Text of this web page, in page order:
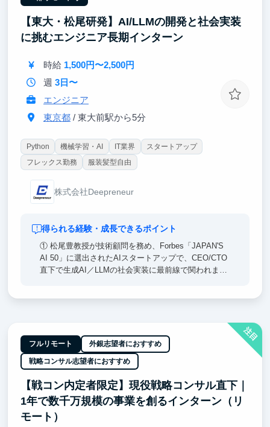
業界を志望する方に最適です。成果次第では、学生チ
ームのマネジメントやイベント事業全体の責任者もお
任せします。
【東大・松尾研発】AI/LLMの開発と社会実装
に挑むエンジニア長期インターン
時給 1,500円〜2,500円
週 3日〜
エンジニア
東京都/ 東大前駅から5分
Python 機械学習・AI IT業界
スタートアップ
フレックス勤務
服装髪型自由
株式会社Deepreneur
得られる経験・成長できるポイント
① 松尾豊教授が技術顧問を務め、Forbes「JAPAN'S
AI 50」に選出されたAIスタートアップで、CEO/CTO
直下で生成AI／LLMの社会実装に最前線で関われま
注目
フルリモート 外銀志望者におすすめ
戦略コンサル志望者におすすめ
【戦コン内定者限定】現役戦略コンサル直下｜
1年で数千万規模の事業を創るインターン（リ
モート）